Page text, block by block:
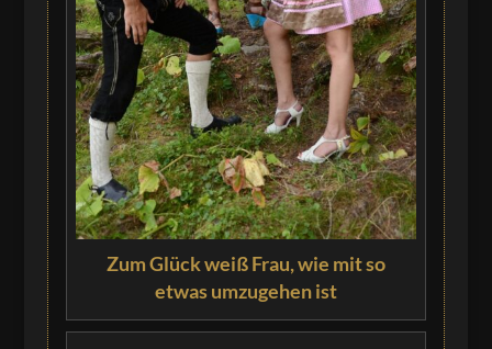
Zum Glück weiß Frau, wie mit so
etwas umzugehen ist